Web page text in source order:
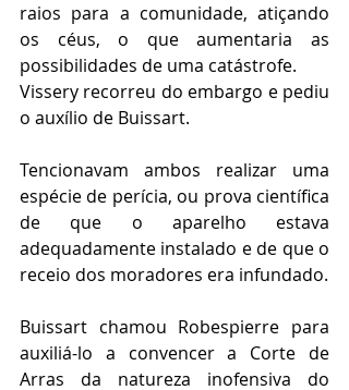
raios para a comunidade, atiçando
os céus, o que aumentaria as
possibilidades de uma catástrofe.
Vissery recorreu do embargo e pediu
o auxílio de Buissart.
Tencionavam ambos realizar uma
espécie de perícia, ou prova científica
de que o aparelho estava
adequadamente instalado e de que o
receio dos moradores era infundado.
Buissart chamou Robespierre para
auxiliá-lo a convencer a Corte de
Arras da natureza inofensiva do